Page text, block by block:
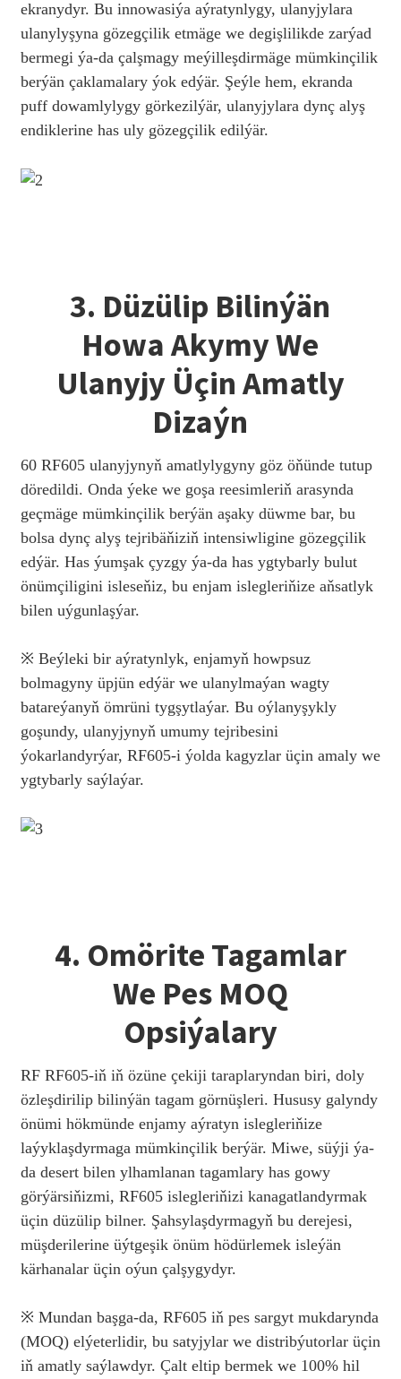
ekranydyr. Bu innowasiýa aýratynlygy, ulanyjylara
ulanylyşyna gözegçilik etmäge we degişlilikde zarýad
bermegi ýa-da çalşmagy meýilleşdirmäge mümkinçilik
berýän çaklamalary ýok edýär. Şeýle hem, ekranda
puff dowamlylygy görkezilýär, ulanyjylara dynç alyş
endiklerine has uly gözegçilik edilýär.
3. Düzülip Bilinýän
Howa Akymy We
Ulanyjy Üçin Amatly
Dizaýn
60 RF605 ulanyjynyň amatlylygyny göz öňünde tutup
döredildi. Onda ýeke we goşa reesimleriň arasynda
geçmäge mümkinçilik berýän aşaky düwme bar, bu
bolsa dynç alyş tejribäňiziň intensiwligine gözegçilik
edýär. Has ýumşak çyzgy ýa-da has ygtybarly bulut
önümçiligini isleseňiz, bu enjam islegleriňize aňsatlyk
bilen uýgunlaşýar.
※ Beýleki bir aýratynlyk, enjamyň howpsuz
bolmagyny üpjün edýär we ulanylmaýan wagty
batareýanyň ömrüni tygşytlaýar. Bu oýlanyşykly
goşundy, ulanyjynyň umumy tejribesini
ýokarlandyrýar, RF605-i ýolda kagyzlar üçin amaly we
ygtybarly saýlaýar.
4. Omörite Tagamlar
We Pes MOQ
Opsiýalary
RF RF605-iň iň özüne çekiji taraplaryndan biri, doly
özleşdirilip bilinýän tagam görnüşleri. Hususy galyndy
önümi hökmünde enjamy aýratyn islegleriňize
laýyklaşdyrmaga mümkinçilik berýär. Miwe, süýji ýa-
da desert bilen ylhamlanan tagamlary has gowy
görýärsiňizmi, RF605 islegleriňizi kanagatlandyrmak
üçin düzülip bilner. Şahsylaşdyrmagyň bu derejesi,
müşderilerine üýtgeşik önüm hödürlemek isleýän
kärhanalar üçin oýun çalşygydyr.
※ Mundan başga-da, RF605 iň pes sargyt mukdarynda
(MOQ) elýeterlidir, bu satyjylar we distribýutorlar üçin
iň amatly saýlawdyr. Çalt eltip bermek we 100% hil